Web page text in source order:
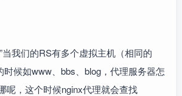
当我们的RS有多个虚拟主机（相同的
时候如www、bbs、blog，代理服务器怎
呢，这个时候nginx代理就会查找